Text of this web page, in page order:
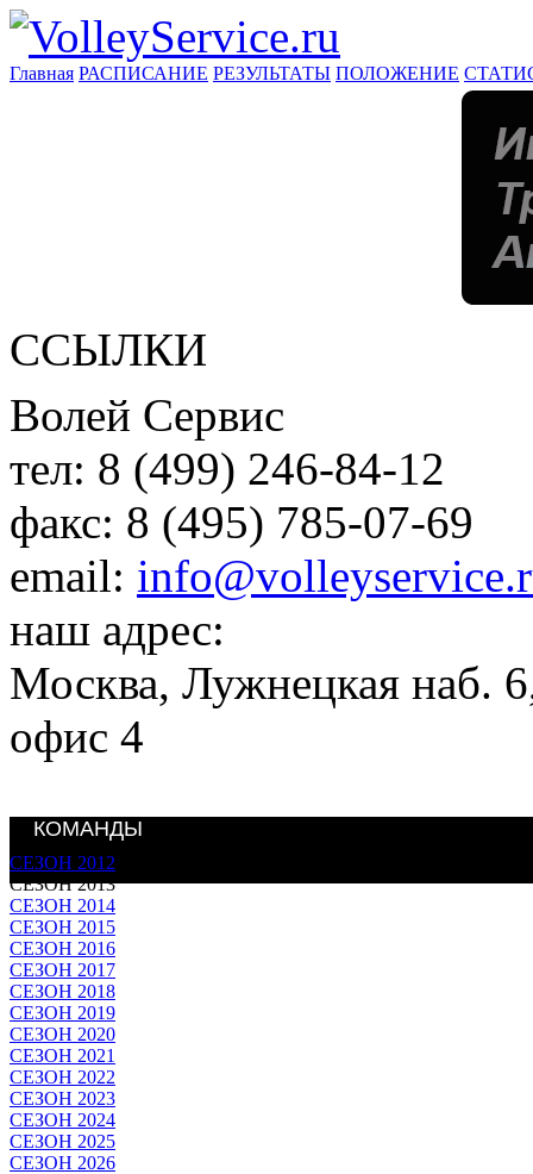
Главная РАСПИСАНИЕ РЕЗУЛЬТАТЫ ПОЛОЖЕНИЕ
ССЫЛКИ
Волей Сервис
тел: 8 (499) 246-84-12
факс: 8 (495) 785-07-69
email:
наш адрес:
Москва, Лужнецкая наб.
офис 4
КОМАНДЫ
СЕЗОН 2012
СЕЗОН 2013
СЕЗОН 2014
СЕЗОН 2015
СЕЗОН 2016
СЕЗОН 2017
СЕЗОН 2018
СЕЗОН 2019
СЕЗОН 2020
СЕЗОН 2021
СЕЗОН 2022
СЕЗОН 2023
СЕЗОН 2024
СЕЗОН 2025
СЕЗОН 2026